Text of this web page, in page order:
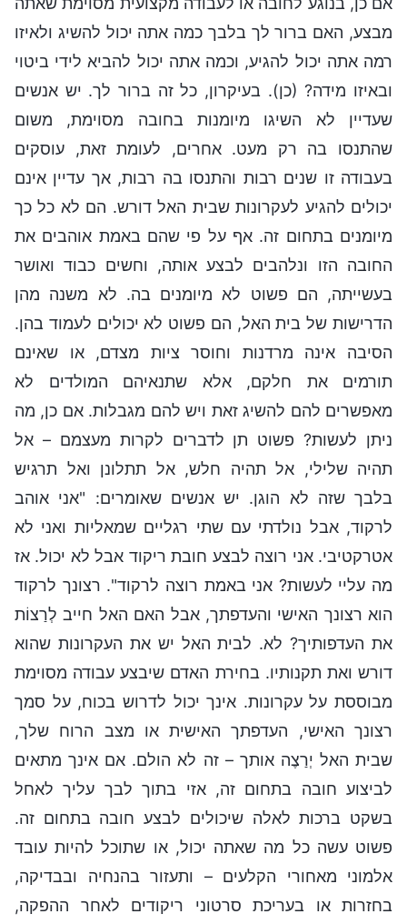
מבצע, האם ברור לך בלבך כמה אתה יכול להשיג ולאיזו
רמה אתה יכול להגיע, וכמה אתה יכול להביא לידי ביטוי
ובאיזו מידה? (כן). בעיקרון, כל זה ברור לך. יש אנשים
שעדיין לא השיגו מיומנות בחובה מסוימת, משום
שהתנסו בה רק מעט. אחרים, לעומת זאת, עוסקים
בעבודה זו שנים רבות והתנסו בה רבות, אך עדיין אינם
יכולים להגיע לעקרונות שבית האל דורש. הם לא כל כך
מיומנים בתחום זה. אף על פי שהם באמת אוהבים את
החובה הזו ונלהבים לבצע אותה, וחשים כבוד ואושר
בעשייתה, הם פשוט לא מיומנים בה. לא משנה מהן
הדרישות של בית האל, הם פשוט לא יכולים לעמוד בהן.
הסיבה אינה מרדנות וחוסר ציות מצדם, או שאינם
תורמים את חלקם, אלא שתנאיהם המולדים לא
מאפשרים להם להשיג זאת ויש להם מגבלות. אם כן, מה
ניתן לעשות? פשוט תן לדברים לקרות מעצמם – אל
תהיה שלילי, אל תהיה חלש, אל תתלונן ואל תרגיש
בלבך שזה לא הוגן. יש אנשים שאומרים: "אני אוהב
לרקוד, אבל נולדתי עם שתי רגליים שמאליות ואני לא
אטרקטיבי. אני רוצה לבצע חובת ריקוד אבל לא יכול. אז
מה עליי לעשות? אני באמת רוצה לרקוד". רצונך לרקוד
הוא רצונך האישי והעדפתך, אבל האם האל חייב לְרַצוֹת
את העדפותיך? לא. לבית האל יש את העקרונות שהוא
דורש ואת תקנותיו. בחירת האדם שיבצע עבודה מסוימת
מבוססת על עקרונות. אינך יכול לדרוש בכוח, על סמך
רצונך האישי, העדפתך האישית או מצב הרוח שלך,
שבית האל יְרַצֶה אותך – זה לא הולם. אם אינך מתאים
לביצוע חובה בתחום זה, אזי בתוך לבך עליך לאחל
בשקט ברכות לאלה שיכולים לבצע חובה בתחום זה.
פשוט עשה כל מה שאתה יכול, או שתוכל להיות עובד
אלמוני מאחורי הקלעים – ותעזור בהנחיה ובבדיקה,
בחזרות או בעריכת סרטוני ריקודים לאחר ההפקה,